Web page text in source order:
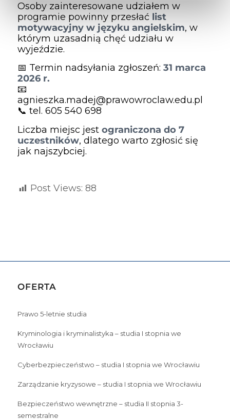
Osoby zainteresowane udziałem w
programie powinny przesłać list
motywacyjny w języku angielskim, w
którym uzasadnią chęć udziału w
wyjeździe.
📅 Termin nadsyłania zgłoszeń: 31 marca
2026 r.
📧
agnieszka.madej@prawowroclaw.edu.pl
📞 tel. 605 540 698
Liczba miejsc jest ograniczona do 7
uczestników, dlatego warto zgłosić się
jak najszybciej.
Post Views: 88
OFERTA
Prawo 5-letnie studia
Kryminologia i kryminalistyka – studia I stopnia we
Wrocławiu
Cyberbezpieczeństwo – studia I stopnia we Wrocławiu
Zarządzanie kryzysowe – studia I stopnia we Wrocławiu
Bezpieczeństwo wewnętrzne – studia II stopnia 3-
semestralne